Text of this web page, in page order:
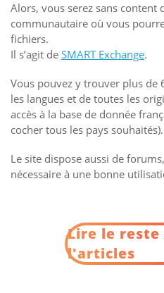
Alors, vous serez sans content
communautaire où vous
fichiers.
Il s’agit de SMART Exchange.
Vous pouvez y trouver plus de
les langues et de toutes les
accès à la base de donnée
cocher tous les pays souhaités).
Le site dispose aussi de
nécessaire à une bonne
Lire le reste
l'articles